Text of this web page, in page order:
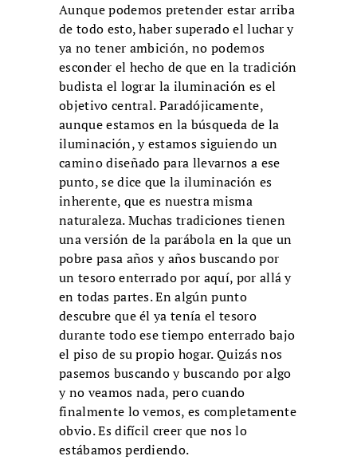
Aunque podemos pretender estar arriba
de todo esto, haber superado el luchar y
ya no tener ambición, no podemos
esconder el hecho de que en la tradición
budista el lograr la iluminación es el
objetivo central. Paradójicamente,
aunque estamos en la búsqueda de la
iluminación, y estamos siguiendo un
camino diseñado para llevarnos a ese
punto, se dice que la iluminación es
inherente, que es nuestra misma
naturaleza. Muchas tradiciones tienen
una versión de la parábola en la que un
pobre pasa años y años buscando por
un tesoro enterrado por aquí, por allá y
en todas partes. En algún punto
descubre que él ya tenía el tesoro
durante todo ese tiempo enterrado bajo
el piso de su propio hogar. Quizás nos
pasemos buscando y buscando por algo
y no veamos nada, pero cuando
finalmente lo vemos, es completamente
obvio. Es difícil creer que nos lo
estábamos perdiendo.